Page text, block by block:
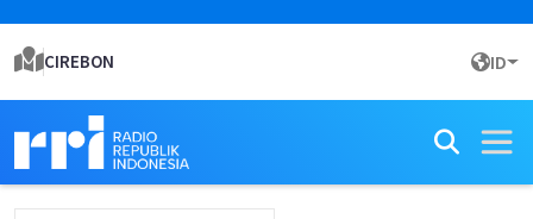
CIREBON ID